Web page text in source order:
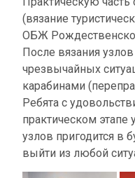
(вязание
ОБЖ
После вязания
чрезвычайных
карабинами
Ребята с
практическом этапе
узлов пригодится в
выйти из любой